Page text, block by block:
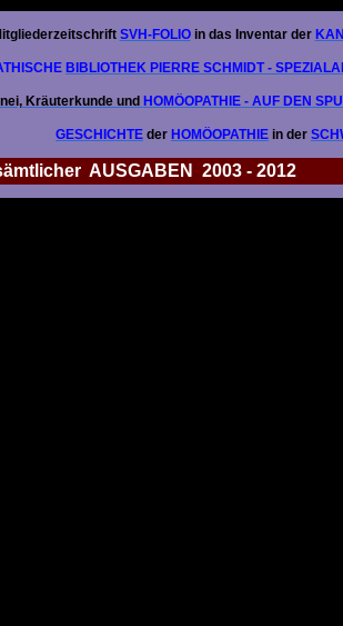
SVH-FOLIO in das Inventar der
BIBLIOTHEK PIERRE SCHMIDT -
Kräuterkunde und HOMÖOPATHIE - AUF DEN
GESCHICHTE der HOMÖOPATHIE in der
AUSGABEN 2003 - 2012